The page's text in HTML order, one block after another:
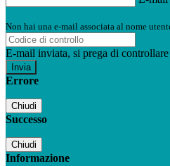
Non hai una e-mail associata al nome
E-mail inviata, si prega di
Errore
Chiudi
Successo
Chiudi
Informazione